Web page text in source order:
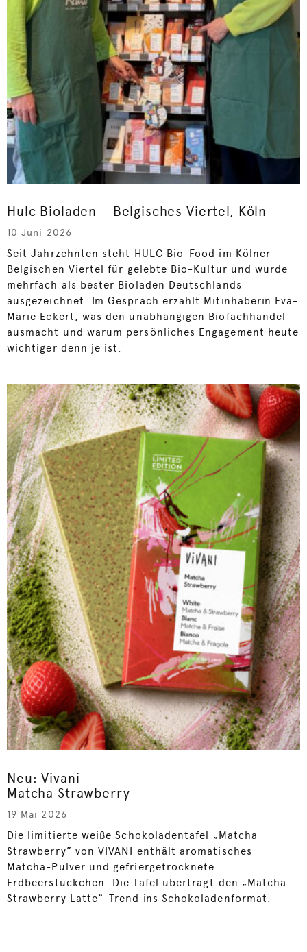
Hulc Bioladen – Belgisches Viertel, Köln
10 Juni 2026
Seit Jahrzehnten steht HULC Bio-Food im Kölner
Belgischen Viertel für gelebte Bio-Kultur und wurde
mehrfach als bester Bioladen Deutschlands
ausgezeichnet. Im Gespräch erzählt Mitinhaberin Eva-
Marie Eckert, was den unabhängigen Biofachhandel
ausmacht und warum persönliches Engagement heute
wichtiger denn je ist.
Neu: Vivani
Matcha Strawberry
19 Mai 2026
Die limitierte weiße Schokoladentafel „Matcha
Strawberry” von VIVANI enthält aromatisches
Matcha-Pulver und gefriergetrocknete
Erdbeerstückchen. Die Tafel überträgt den „Matcha
Strawberry Latte“-Trend ins Schokoladenformat.